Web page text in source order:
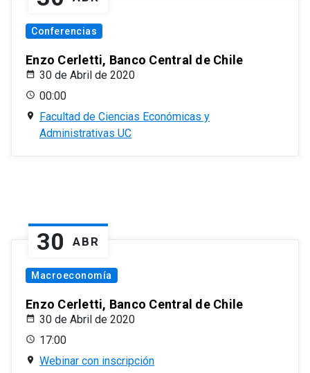
Conferencias
Enzo Cerletti, Banco Central de Chile
30 de Abril de 2020
00:00
Facultad de Ciencias Económicas y
Administrativas UC
30 ABR
Macroeconomía
Enzo Cerletti, Banco Central de Chile
30 de Abril de 2020
17:00
Webinar con inscripción